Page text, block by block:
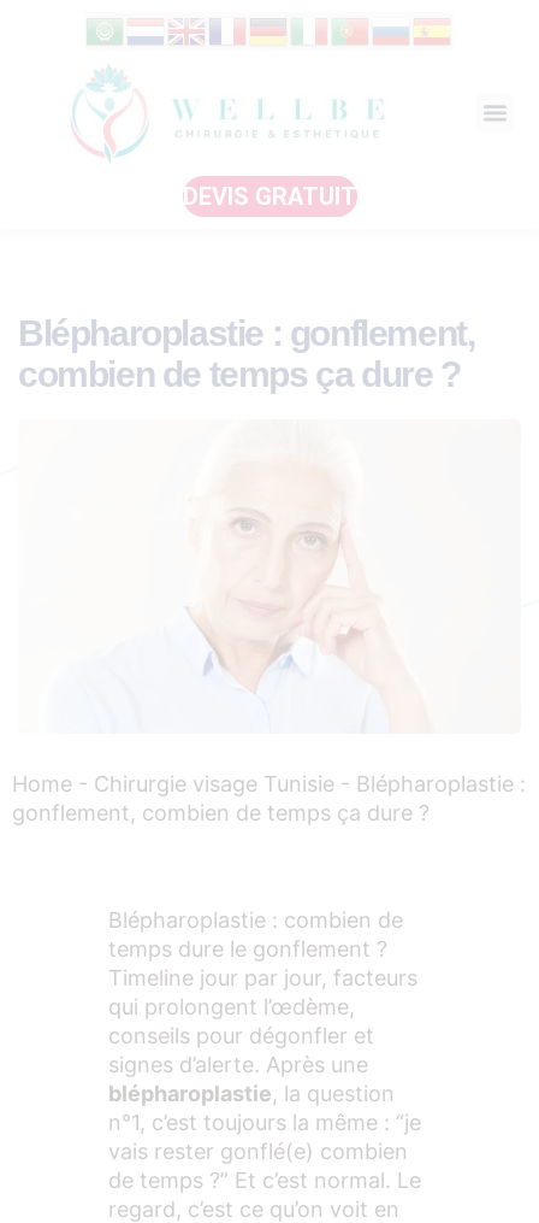
DEVIS GRATUIT
Blépharoplastie : gonflement,
combien de temps ça dure ?
Home - Chirurgie visage Tunisie - Blépharoplastie :
gonflement, combien de temps ça dure ?
Blépharoplastie : combien de
temps dure le gonflement ?
Timeline jour par jour, facteurs
qui prolongent l’œdème,
conseils pour dégonfler et
signes d’alerte. Après une
blépharoplastie, la question
n°1, c’est toujours la même : “je
vais rester gonflé(e) combien
de temps ?” Et c’est normal. Le
regard, c’est ce qu’on voit en